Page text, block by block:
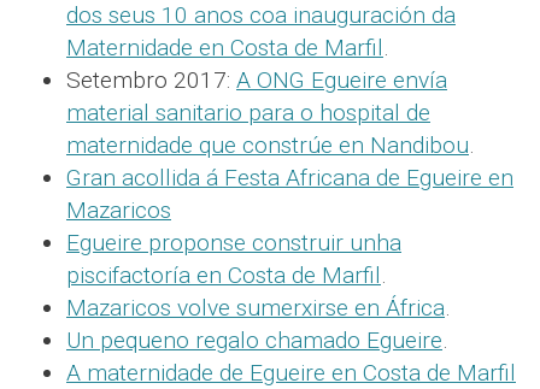
dos seus 10 anos coa inauguración da
Maternidade en Costa de Marfil.
Setembro 2017: A ONG Egueire envía
material sanitario para o hospital de
maternidade que constrúe en Nandibou.
Gran acollida á Festa Africana de Egueire en
Mazaricos
Egueire proponse construir unha
piscifactoría en Costa de Marfil.
Mazaricos volve sumerxirse en África.
Un pequeno regalo chamado Egueire.
A maternidade de Egueire en Costa de Marfil